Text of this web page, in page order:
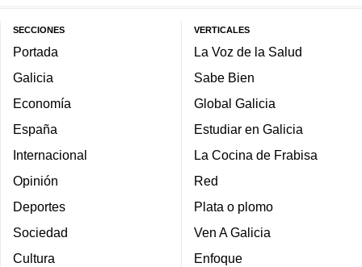
SECCIONES
Portada
Galicia
Economía
España
Internacional
Opinión
Deportes
Sociedad
Cultura
VERTICALES
La Voz de la Salud
Sabe Bien
Global Galicia
Estudiar en Galicia
La Cocina de Frabisa
Red
Plata o plomo
Ven A Galicia
Enfoque